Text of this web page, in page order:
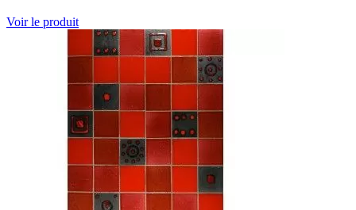
Voir le produit